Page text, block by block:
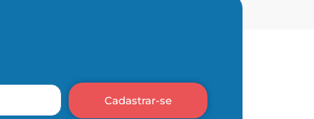
Cadastrar-se